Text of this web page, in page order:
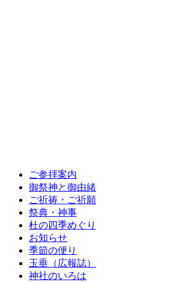
ご参拝案内
御祭神と御由緒
ご祈祷・ご祈願
祭典・神事
杜の四季めぐり
お知らせ
季節の便り
玉垂（広報誌）
神社のいろは